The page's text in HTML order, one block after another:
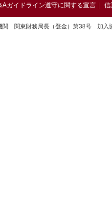
ガイドライン遵守に関する宣言 ｜ 信
関 関東財務局長（登金）第38号 加入